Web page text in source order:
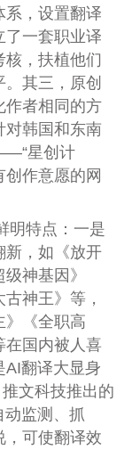
系，设置翻译
了一套职业译
核，扶植他们
其三，原创
作者相同的方
对韩国和东南
星创计
创作意愿的网
特点：一是
新，如《放开
神基因》
神王》等，
》《全职高
在国内被人喜
AI翻译大显身
文科技推出的
动监测、抓
，可使翻译效